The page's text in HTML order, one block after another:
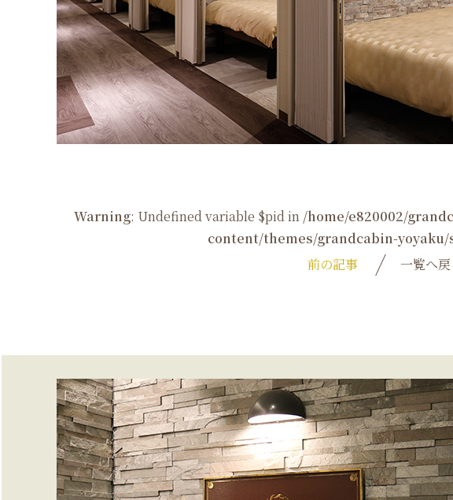
Warning: Undefined variable $pid in /home/e820002/
content/themes/grandcabin-yoyaku/
前の記事
一覧へ戻